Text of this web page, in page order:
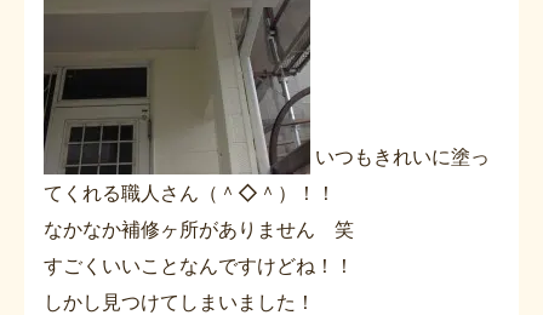
いつもきれいに塗っ
てくれる職人さん（＾◇＾）！！
なかなか補修ヶ所がありません 笑
すごくいいことなんですけどね！！
しかし見つけてしまいました！